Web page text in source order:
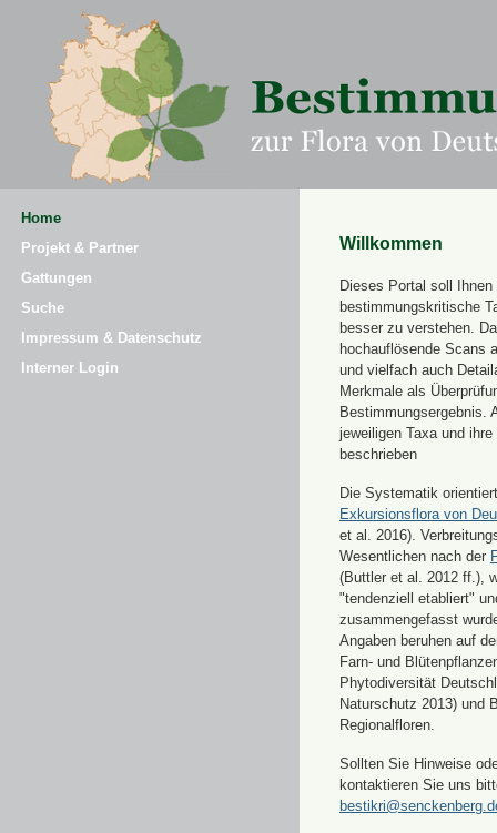
Home
Projekt & Partner
Gattungen
Suche
Impressum & Datenschutz
Interner Login
Willkommen
Dieses Portal soll Ihnen
bestimmungskritische
besser zu verstehen.
hochauflösende Scans
und vielfach auch
Merkmale als
Bestimmungsergebnis.
jeweiligen Taxa und
beschrieben
Die Systematik
Exkursionsflora von
et al. 2016).
Wesentlichen nach der
(Buttler et al. 2012 ff.),
"tendenziell etabliert"
zusammengefasst
Angaben beruhen auf
Farn- und
Phytodiversität
Naturschutz 2013) und
Regionalfloren.
Sollten Sie Hinweise
kontaktieren Sie uns